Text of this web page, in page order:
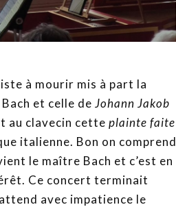
à mourir mis à part la
et celle de Johann Jakob
au clavecin cette plainte faite
italienne. Bon on comprend
le maître Bach et c’est en
Ce concert terminait
avec impatience le